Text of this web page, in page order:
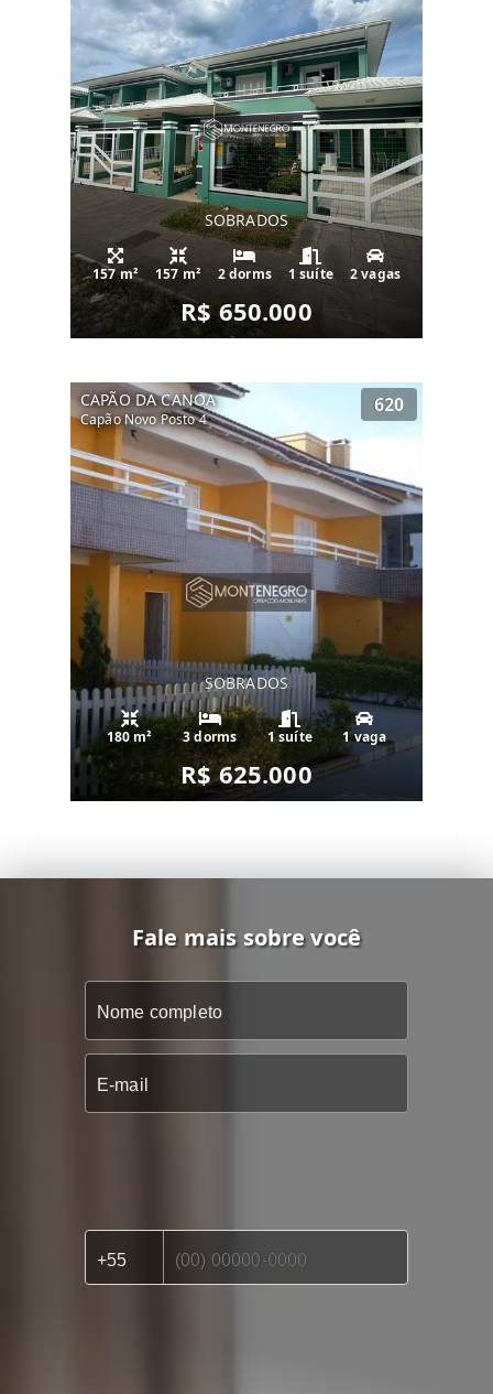
SOBRADOS
157 m² 157 m² 2 dorms 1 suíte 2 vagas
R$ 650.000
CAPÃO DA CANOA
Capão Novo Posto 4
620
SOBRADOS
180 m² 3 dorms 1 suíte 1 vaga
R$ 625.000
Fale mais sobre você